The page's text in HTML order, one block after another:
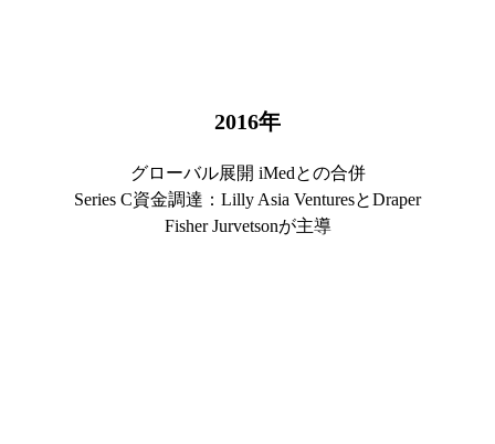
2016年
グローバル展開 iMedとの合併
Series C資金調達：Lilly Asia VenturesとDraper
Fisher Jurvetsonが主導